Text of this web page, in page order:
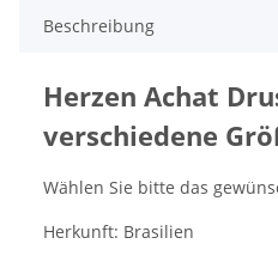
Beschreibung
Herzen Achat
verschiedene
Wählen Sie bitte das
Herkunft: Brasilien